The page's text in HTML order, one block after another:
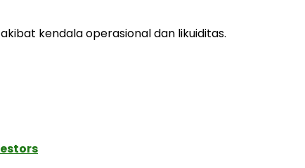
kendala operasional dan likuiditas.